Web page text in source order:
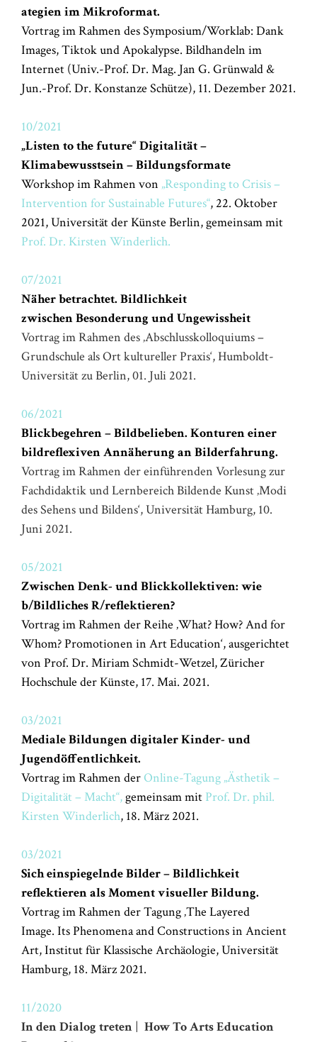
ategien im Mikroformat.
Vortrag im Rahmen des Symposium/Worklab: Dank
Images, Tiktok und Apokalypse. Bildhandeln im
Internet (Univ.-Prof. Dr. Mag. Jan G. Grünwald &
Jun.-Prof. Dr. Konstanze Schütze), 11. Dezember 2021.
10/2021
„Listen to the future“ Digitalität –
Klimabewusstsein – Bildungsformate
Workshop im Rahmen von „Responding to Crisis –
Intervention for Sustainable Futures“, 22. Oktober
2021, Universität der Künste Berlin, gemeinsam mit
Prof. Dr. Kirsten Winderlich.
07/2021
Näher betrachtet. Bildlichkeit
zwischenBesonderung und Ungewissheit
Vortrag im Rahmen des ‚Abschlusskolloquiums –
Grundschule als Ort kultureller Praxis‘, Humboldt-
Universität zu Berlin, 01. Juli 2021.
06/2021
Blickbegehren – Bildbelieben. Konturen einer
bildreflexiven Annäherung an Bilderfahrung.
Vortrag im Rahmen der einführenden Vorlesung zur
Fachdidaktik und Lernbereich Bildende Kunst ‚Modi
des Sehens und Bildens‘, Universität Hamburg, 10.
Juni 2021.
05/2021
Zwischen Denk- und Blickkollektiven: wie
b/Bildliches R/reflektieren?
Vortrag im Rahmen der Reihe ‚What? How? And for
Whom? Promotionen in Art Education‘, ausgerichtet
von Prof. Dr. Miriam Schmidt-Wetzel, Züricher
Hochschule der Künste, 17. Mai. 2021.
03/2021
Mediale Bildungen digitaler Kinder- und
Jugendöffentlichkeit.
Vortrag im Rahmen der Online-Tagung „Ästhetik –
Digitalität – Macht“,gemeinsam mit Prof. Dr. phil.
Kirsten Winderlich, 18. März 2021.
03/2021
Sich einspiegelnde Bilder – Bildlichkeit
reflektieren als Moment visueller Bildung.
Vortrag im Rahmen der Tagung ‚The Layered
Image. Its Phenomena and Constructions in Ancient
Art, Institut für Klassische Archäologie, Universität
Hamburg, 18. März 2021.
11/2020
In den Dialog treten | How To Arts Education